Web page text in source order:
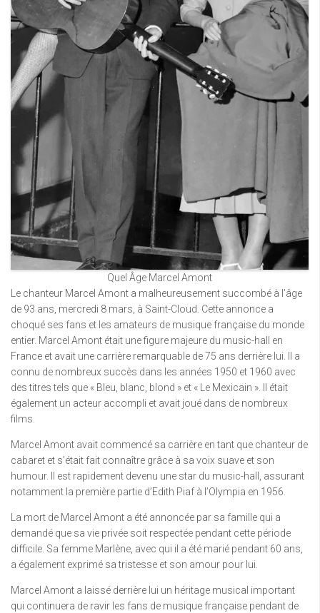
Quel Âge Marcel Amont
Le chanteur Marcel Amont a malheureusement succombé à l’âge
de 93 ans, mercredi 8 mars, à Saint-Cloud. Cette annonce a
choqué ses fans et les amateurs de musique française du monde
entier. Marcel Amont était une figure majeure du music-hall en
France et avait une carrière remarquable de 75 ans derrière lui. Il a
connu de nombreux succès dans les années 1950 et 1960 avec
des titres tels que « Bleu, blanc, blond » et « Le Mexicain ». Il était
également un acteur accompli et avait joué dans de nombreux
films.
Marcel Amont avait commencé sa carrière en tant que chanteur de
cabaret et s’était fait connaître grâce à sa voix suave et son
humour. Il est rapidement devenu une star du music-hall, assurant
notamment la première partie d’Edith Piaf à l’Olympia en 1956.
La mort de Marcel Amont a été annoncée par sa famille qui a
demandé que sa vie privée soit respectée pendant cette période
difficile. Sa femme Marlène, avec qui il a été marié pendant 60 ans,
a également exprimé sa tristesse et son amour pour lui.
Marcel Amont a laissé derrière lui un héritage musical important
qui continuera de ravir les fans de musique française pendant de